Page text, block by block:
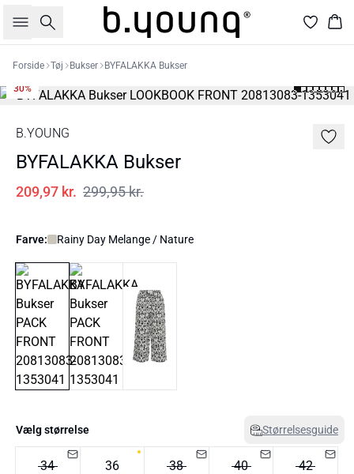
Søg
Forside Tøj Bukser BYFALAKKA Bukser
30%
B.YOUNG
BYFALAKKA Bukser
209,97 kr. 299,95 kr.
Farve: Rainy Day Melange / Nature
Vælg størrelse Størrelsesguide
34 36 38 40 42